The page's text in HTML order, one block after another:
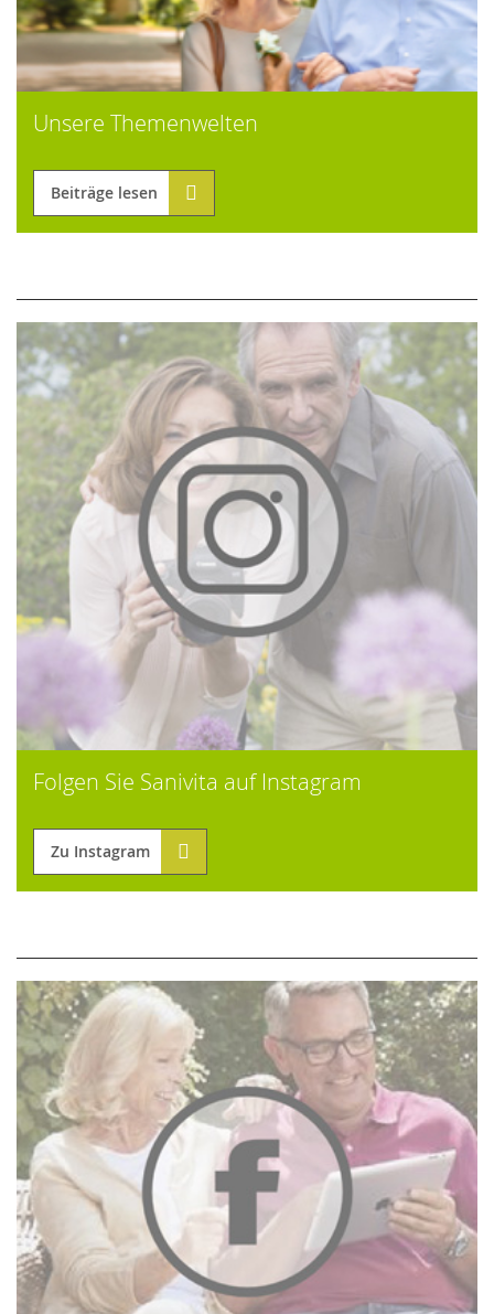
Unsere Themenwelten
Beiträge lesen
Folgen Sie Sanivita auf Instagram
Zu Instagram